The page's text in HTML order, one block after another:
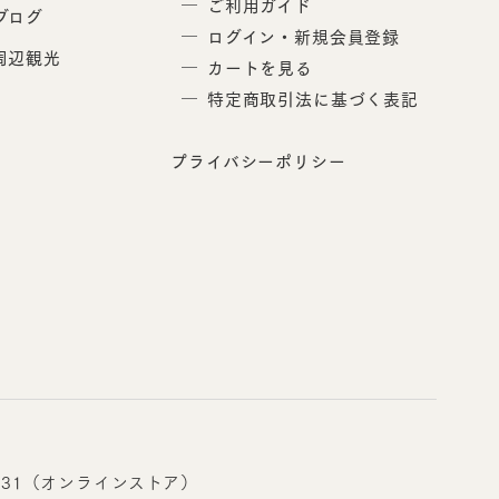
ログ
辺観光
ログイン・新規会員登録
カートを見る
特定商取引法に基づく表記
プライバシーポリシー
（オンラインストア）